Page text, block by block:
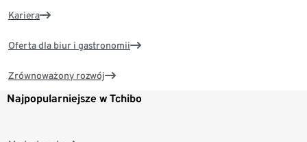
Kariera
Oferta dla biur i gastronomii
Zrównoważony rozwój
Najpopularniejsze w Tchibo